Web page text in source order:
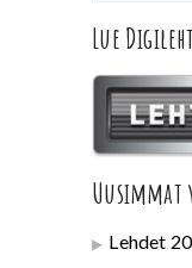
Lue
Uusimmat
Lehdet